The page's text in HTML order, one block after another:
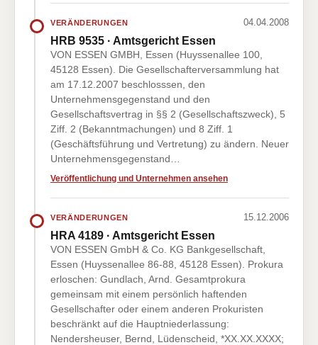
VERÄNDERUNGEN 04.04.2008
HRB 9535 · Amtsgericht Essen
VON ESSEN GMBH, Essen (Huyssenallee 100,
45128 Essen). Die Gesellschafterversammlung hat
am 17.12.2007 beschlosssen, den
Unternehmensgegenstand und den
Gesellschaftsvertrag in §§ 2 (Gesellschaftszweck), 5
Ziff. 2 (Bekanntmachungen) und 8 Ziff. 1
(Geschäftsführung und Vertretung) zu ändern. Neuer
Unternehmensgegenstand…
Veröffentlichung und Unternehmen ansehen
VERÄNDERUNGEN 15.12.2006
HRA 4189 · Amtsgericht Essen
VON ESSEN GmbH & Co. KG Bankgesellschaft,
Essen (Huyssenallee 86-88, 45128 Essen). Prokura
erloschen: Gundlach, Arnd. Gesamtprokura
gemeinsam mit einem persönlich haftenden
Gesellschafter oder einem anderen Prokuristen
beschränkt auf die Hauptniederlassung:
Nendersheuser, Bernd, Lüdenscheid, *XX.XX.XXXX;